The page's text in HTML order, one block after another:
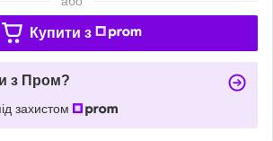
Купити з
з Пром?
захистом